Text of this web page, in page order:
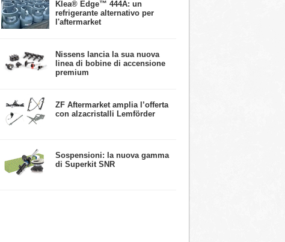
​Klea® Edge™ 444A: un
refrigerante alternativo per
l'aftermarket
Nissens lancia la sua nuova
linea di bobine di accensione
premium
ZF Aftermarket amplia l’offerta
con alzacristalli Lemförder
​Sospensioni: la nuova gamma
di Superkit SNR